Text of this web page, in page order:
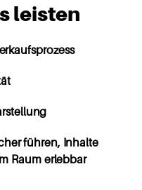
leisten
führen, Inhalte
Raum erlebbar